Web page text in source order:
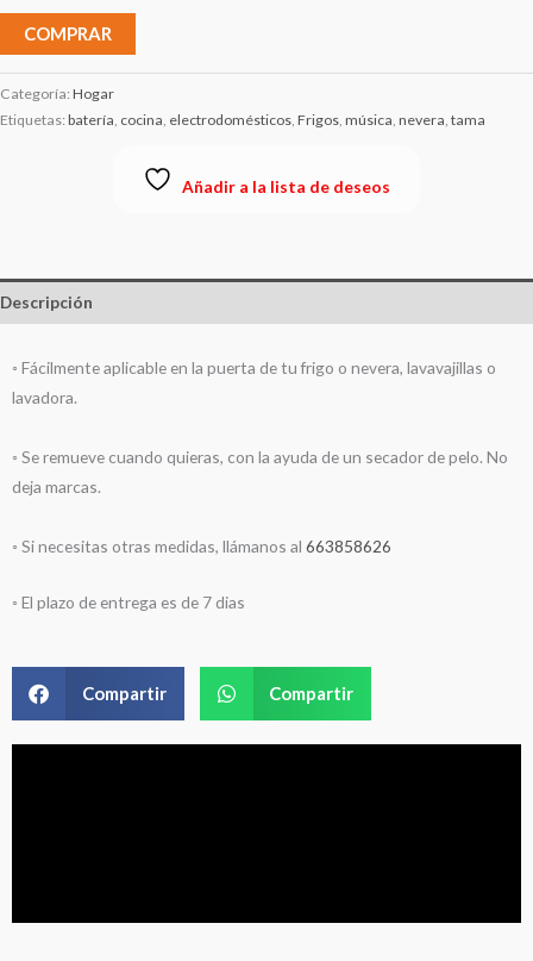
COMPRAR
Categoría: Hogar
Etiquetas: batería, cocina, electrodomésticos, Frigos, música, nevera, tama
Añadir a la lista de deseos
Descripción
◦ Fácilmente aplicable en la puerta de tu frigo o nevera, lavavajillas o
lavadora.
◦ Se remueve cuando quieras, con la ayuda de un secador de pelo. No
deja marcas.
◦ Si necesitas otras medidas, llámanos al 663858626
◦ El plazo de entrega es de 7 dias
Compartir Compartir